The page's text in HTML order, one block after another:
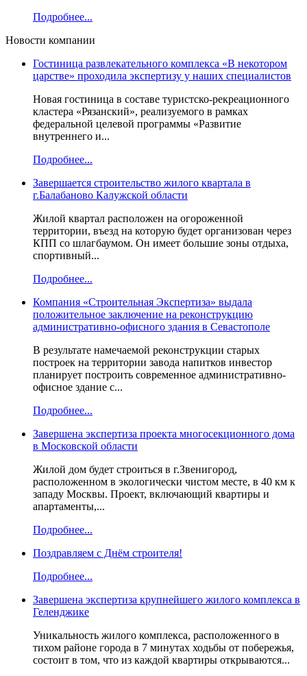
Подробнее...
Новости компании
Гостиница развлекательного комплекса «В некотором
царстве» проходила экспертизу у наших специалистов
Новая гостиница в составе туристско-рекреационного
кластера «Рязанский», реализуемого в рамках
федеральной целевой программы «Развитие
внутреннего и...
Подробнее...
Завершается строительство жилого квартала в
г.Балабаново Калужской области
Жилой квартал расположен на огороженной
территории, въезд на которую будет организован через
КПП со шлагбаумом. Он имеет большие зоны отдыха,
спортивный...
Подробнее...
Компания «Строительная Экспертиза» выдала
положительное заключение на реконструкцию
административно-офисного здания в Севастополе
В результате намечаемой реконструкции старых
построек на территории завода напитков инвестор
планирует построить современное административно-
офисное здание с...
Подробнее...
Завершена экспертиза проекта многосекционного дома
в Московской области
Жилой дом будет строиться в г.Звенигород,
расположенном в экологически чистом месте, в 40 км к
западу Москвы. Проект, включающий квартиры и
апартаменты,...
Подробнее...
Поздравляем с Днём строителя!
Подробнее...
Завершена экспертиза крупнейшего жилого комплекса в
Геленджике
Уникальность жилого комплекса, расположенного в
тихом районе города в 7 минутах ходьбы от побережья,
состоит в том, что из каждой квартиры открываются...